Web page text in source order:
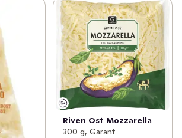
Riven Ost Mozzarella
300 g, Garant